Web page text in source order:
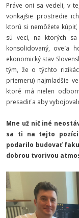
Práve oni sa vedeli, v
vonkajšie prostredie
ktorú si nemôžete
sú veci, na ktorých
konsolidovaný, oveľa
ekonomický stav
tým, že o týchto
priemeru) najmladšie
ktoré má nielen
presadiť a aby
Mne už nič iné
sa ti na tejto
podarilo budovať
dobrou tvorivou